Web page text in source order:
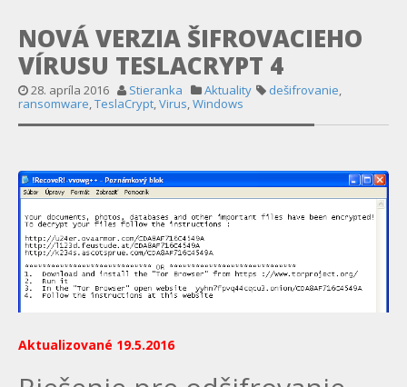
NOVÁ VERZIA ŠIFROVACIEHO
VÍRUSU TESLACRYPT 4
28. apríla 2016 Stieranka Aktuality dešifrovanie,
ransomware,TeslaCrypt,Virus,Windows
Aktualizované 19.5.2016